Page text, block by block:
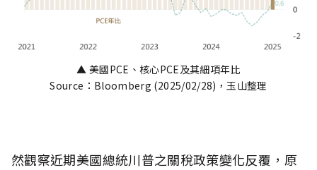
▲ 美國PCE、核心PCE及其細項年比
Source：Bloomberg (2025/02/28)，玉山整理
然觀察近期美國總統川普之關稅政策變化反覆，原